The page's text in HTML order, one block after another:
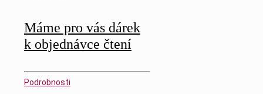
Máme pro vás dárek
k objednávce čtení
Podrobnosti